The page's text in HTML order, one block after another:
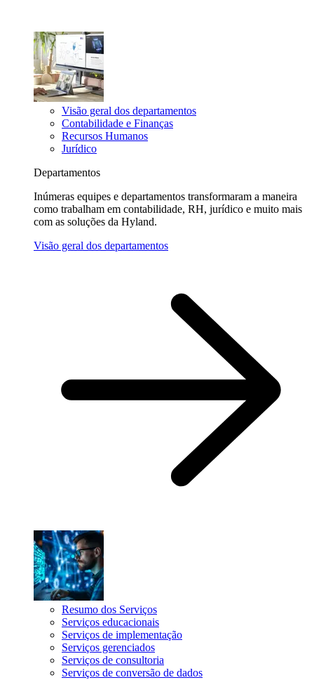
Visão geral dos departamentos
Contabilidade e Finanças
Recursos Humanos
Jurídico
Departamentos
Inúmeras equipes e departamentos transformaram a maneira
como trabalham em contabilidade, RH, jurídico e muito mais
com as soluções da Hyland.
Visão geral dos departamentos
Resumo dos Serviços
Serviços educacionais
Serviços de implementação
Serviços gerenciados
Serviços de consultoria
Serviços de conversão de dados